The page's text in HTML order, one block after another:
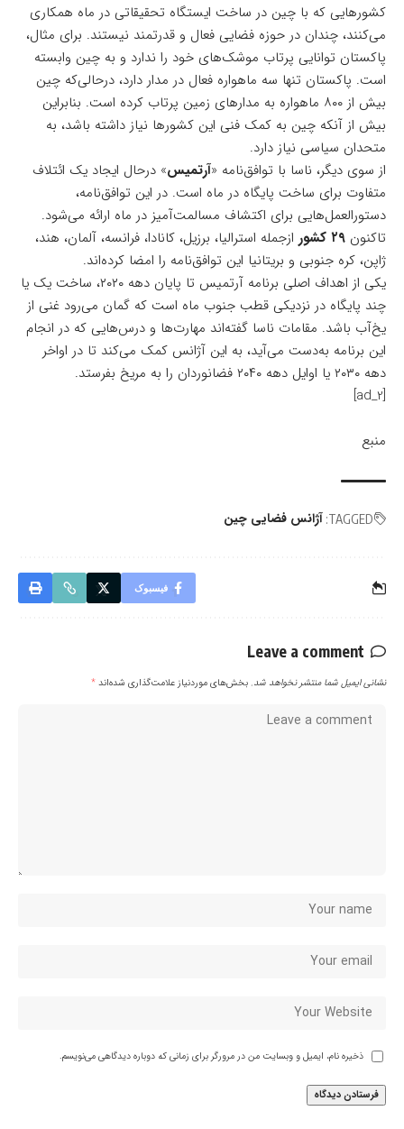
کشورهایی که با چین در ساخت ایستگاه تحقیقاتی در ماه همکاری
می‌کنند، چندان در حوزه فضایی فعال و قدرتمند نیستند. برای مثال،
پاکستان توانایی پرتاب موشک‌های خود را ندارد و به چین وابسته
است. پاکستان تنها سه ماهواره فعال در مدار دارد، درحالی‌که چین
بیش از ۸۰۰ ماهواره به مدارهای زمین پرتاب کرده است. بنابراین
بیش از آنکه چین به کمک فنی این کشورها نیاز داشته باشد، به
متحدان سیاسی نیاز دارد.
از سوی دیگر، ناسا با توافق‌نامه «آرتمیس» درحال ایجاد یک ائتلاف
متفاوت برای ساخت پایگاه در ماه است. در این توافق‌نامه،
دستورالعمل‌هایی برای اکتشاف مسالمت‌آمیز در ماه ارائه می‌شود.
تاکنون ۲۹ کشور
ازجمله استرالیا، برزیل، کانادا، فرانسه، آلمان، هند،
ژاپن، کره جنوبی و بریتانیا این توافق‌نامه را امضا کرده‌اند.
یکی از اهداف اصلی برنامه آرتمیس تا پایان دهه ۲۰۲۰، ساخت یک یا
چند پایگاه در نزدیکی قطب جنوب ماه است که گمان می‌رود غنی از
یخ‌آب باشد. مقامات ناسا گفته‌اند مهارت‌ها و درس‌هایی که در انجام
این برنامه به‌دست می‌آید، به این آژانس کمک می‌کند تا در اواخر
دهه ۲۰۳۰ یا اوایل دهه ۲۰۴۰ فضانوردان را به مریخ بفرستد.
[ad_2]
منبع
TAGGED: آژانس فضایی چین
فیسبوک
Leave a comment
نشانی ایمیل شما منتشر نخواهد شد. بخش‌های موردنیاز علامت‌گذاری شده‌اند*
ذخیره نام، ایمیل و وبسایت من در مرورگر برای زمانی که دوباره دیدگاهی می‌نویسم.